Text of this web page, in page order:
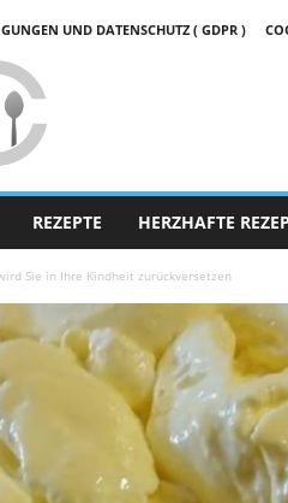
UND DATENSCHUTZ ( GDPR )
REZEPTE HERZHAFTE
Sie in Ihre Kindheit zurückversetzen